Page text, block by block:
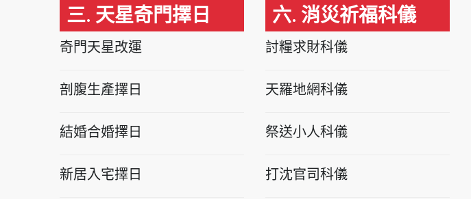
三. 天星奇門擇日
奇門天星改運
剖腹生產擇日
結婚合婚擇日
新居入宅擇日
六. 消災祈福科儀
討糧求財科儀
天羅地網科儀
祭送小人科儀
打沈官司科儀